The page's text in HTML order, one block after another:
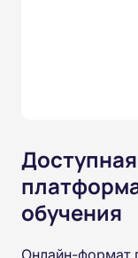
обучения